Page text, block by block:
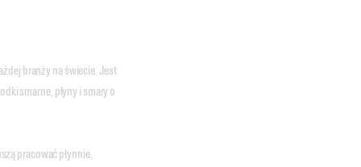
branży na świecie. Jest
smarne, płyny i smary o
pracować płynnie,